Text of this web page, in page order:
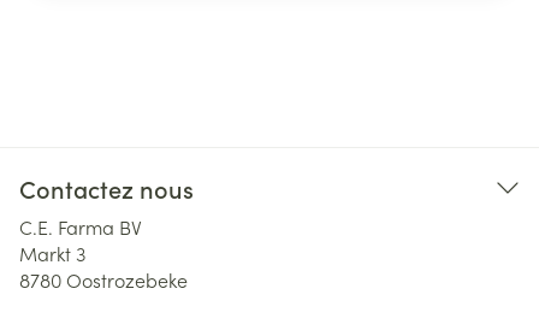
Contactez nous
C.E. Farma BV
Markt 3
8780Oostrozebeke